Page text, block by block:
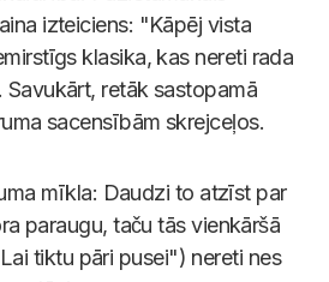
izteiciens: "Kāpēj vista
klasika, kas nereti rada
retāk sastopamā
sacensībām skrejceļos.
mīkla: Daudzi to atzīst par
paraugu, taču tās vienkāršā
tiktu pāri pusei") nereti nes